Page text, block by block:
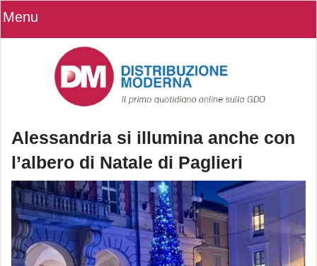
Menu
Alessandria si illumina anche con
l’albero di Natale di Paglieri